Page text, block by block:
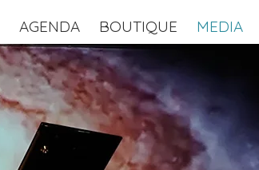
AGENDA BOUTIQUE MEDIA